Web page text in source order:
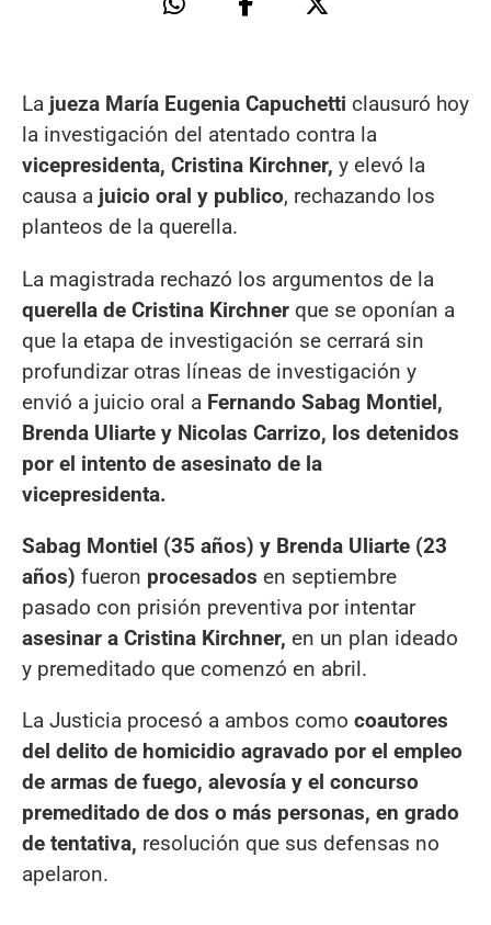
La jueza María Eugenia Capuchetti clausuró hoy
la investigación del atentado contra la
vicepresidenta, Cristina Kirchner, y elevó la
causa a juicio oral y publico, rechazando los
planteos de la querella.
La magistrada rechazó los argumentos de la
querella de Cristina Kirchner que se oponían a
que la etapa de investigación se cerrará sin
profundizar otras líneas de investigación y
envió a juicio oral a Fernando Sabag Montiel,
Brenda Uliarte y Nicolas Carrizo, los detenidos
por el intento de asesinato de la
vicepresidenta.
Sabag Montiel (35 años) y Brenda Uliarte (23
años) fueron procesados en septiembre
pasado con prisión preventiva por intentar
asesinar a Cristina Kirchner, en un plan ideado
y premeditado que comenzó en abril.
La Justicia procesó a ambos como coautores
del delito de homicidio agravado por el empleo
de armas de fuego, alevosía y el concurso
premeditado de dos o más personas, en grado
de tentativa, resolución que sus defensas no
apelaron.